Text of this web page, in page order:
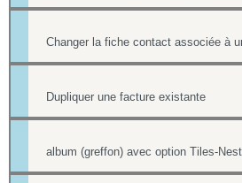
Dupliquer une facture existante